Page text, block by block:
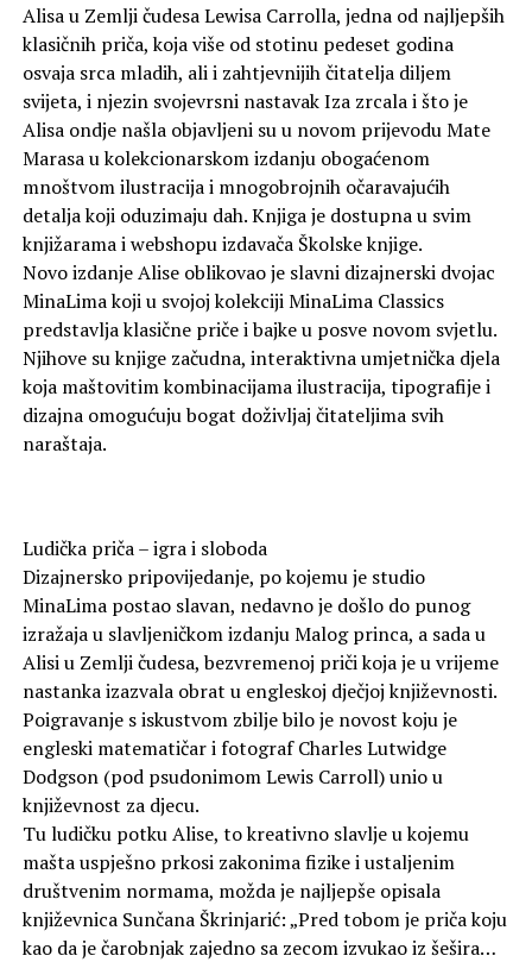
Alisa u Zemlji čudesa Lewisa Carrolla, jedna od najljepših
klasičnih priča, koja više od stotinu pedeset godina
osvaja srca mladih, ali i zahtjevnijih čitatelja diljem
svijeta, i njezin svojevrsni nastavak Iza zrcala i što je
Alisa ondje našla objavljeni su u novom prijevodu Mate
Marasa u kolekcionarskom izdanju obogaćenom
mnoštvom ilustracija i mnogobrojnih očaravajućih
detalja koji oduzimaju dah. Knjiga je dostupna u svim
knjižarama i webshopu izdavača Školske knjige.
Novo izdanje Alise oblikovao je slavni dizajnerski dvojac
MinaLima koji u svojoj kolekciji MinaLima Classics
predstavlja klasične priče i bajke u posve novom svjetlu.
Njihove su knjige začudna, interaktivna umjetnička djela
koja maštovitim kombinacijama ilustracija, tipografije i
dizajna omogućuju bogat doživljaj čitateljima svih
naraštaja.
Ludička priča – igra i sloboda
Dizajnersko pripovijedanje, po kojemu je studio
MinaLima postao slavan, nedavno je došlo do punog
izražaja u slavljeničkom izdanju Malog princa, a sada u
Alisi u Zemlji čudesa, bezvremenoj priči koja je u vrijeme
nastanka izazvala obrat u engleskoj dječjoj književnosti.
Poigravanje s iskustvom zbilje bilo je novost koju je
engleski matematičar i fotograf Charles Lutwidge
Dodgson (pod psudonimom Lewis Carroll) unio u
književnost za djecu.
Tu ludičku potku Alise, to kreativno slavlje u kojemu
mašta uspješno prkosi zakonima fizike i ustaljenim
društvenim normama, možda je najljepše opisala
književnica Sunčana Škrinjarić: „Pred tobom je priča koju
kao da je čarobnjak zajedno sa zecom izvukao iz šešira…